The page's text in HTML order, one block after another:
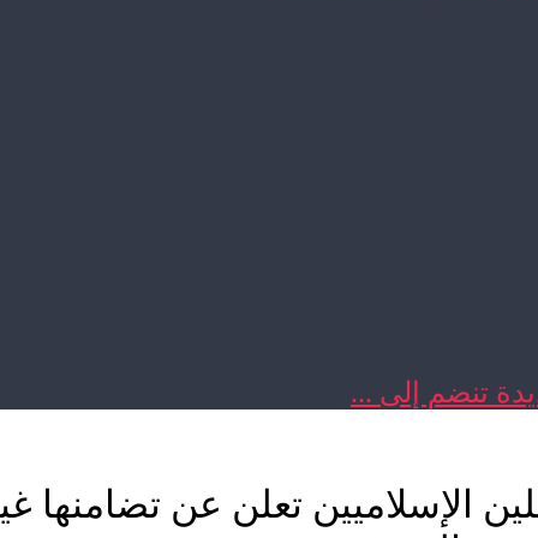
تنضم إلى ...
الإسلاميين تعلن عن تضامنها